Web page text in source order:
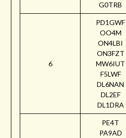
G0TRB
6
PD1GWF
OO4M
ON4LBI
ON3FZT
MW6IUT
F5LWF
DL6NAN
DL2EF
DL1DRA
PE4T
PA9AD